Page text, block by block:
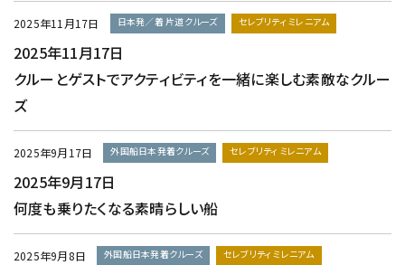
2025年11月17日 日本発／着 片道クルーズ セレブリティ ミレニアム
2025年11月17日
クルーとゲストでアクティビティを一緒に楽しむ素敵なクルー
ズ
2025年9月17日 外国船日本発着クルーズ セレブリティ ミレニアム
2025年9月17日
何度も乗りたくなる素晴らしい船
2025年9月8日 外国船日本発着クルーズ セレブリティ ミレニアム